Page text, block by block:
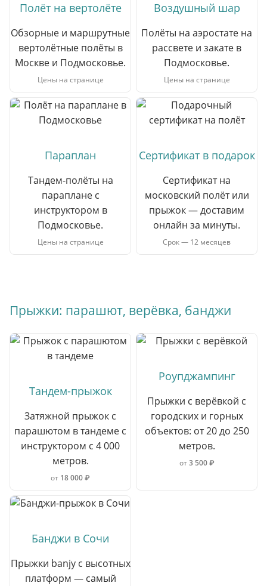
Полёт на вертолёте
Обзорные и маршрутные
вертолётные полёты в
Москве и Подмосковье.
Цены на странице
Воздушный шар
Полёты на аэростате на
рассвете и закате в
Подмосковье.
Цены на странице
Параплан
Тандем-полёты на
параплане с
инструктором в
Подмосковье.
Цены на странице
Сертификат в подарок
Сертификат на
московский полёт или
прыжок — доставим
онлайн за минуты.
Срок — 12 месяцев
Прыжки: парашют, верёвка, банджи
Тандем-прыжок
Затяжной прыжок с
парашютом в тандеме с
инструктором с 4 000
метров.
от 18 000 ₽
Роупджампинг
Прыжки с верёвкой с
городских и горных
объектов: от 20 до 250
метров.
от3 500 ₽
Банджи в Сочи
Прыжки banjy с высотных
платформ — самый